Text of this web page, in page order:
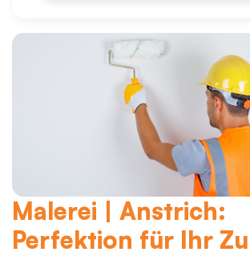
Malerei | Anstrich:
Perfektion für Ihr